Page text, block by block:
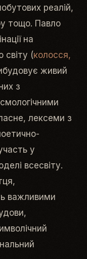
реалій,
тощо. Павло
на
світу (колосся,
живий
з
лексеми з
у
всесвіту.
важливими